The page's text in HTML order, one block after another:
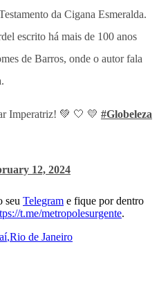
da Cigana Esmeralda.
escrito há mais de 100 anos
de Barros, onde o autor fala
Imperatriz! 💚 🤍 💛 #Globeleza
12, 2024
seu Telegram e fique por dentro
t.me/metropolesurgente.
,Rio de Janeiro